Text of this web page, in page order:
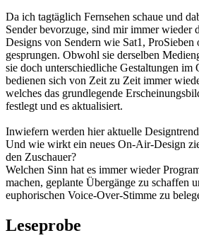
Da ich tagtäglich Fernsehen schaue und
Sender bevorzuge, sind mir immer wieder
Designs von Sendern wie Sat1,
gesprungen. Obwohl sie derselben
sie doch unterschiedliche Gestaltungen
bedienen sich von Zeit zu Zeit immer
welches das grundlegende
festlegt und es aktualisiert.
Inwiefern werden hier aktuelle
Und wie wirkt ein neues On-Air-Design
den Zuschauer?
Welchen Sinn hat es immer wieder
machen, geplante Übergänge zu schaffen
euphorischen Voice-Over-Stimme zu
Leseprobe